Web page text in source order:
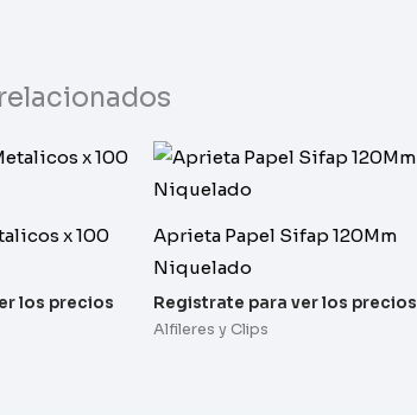
x 100
los precios
Aprieta Papel Sifap 120Mm
Niquelado
Registrate para ver los precios
Alfileres y Clips